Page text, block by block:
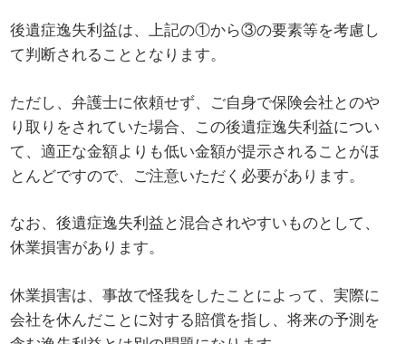
後遺症逸失利益は、上記の①から③の要素等を考慮し
て判断されることとなります。
ただし、弁護士に依頼せず、ご自身で保険会社とのや
り取りをされていた場合、この後遺症逸失利益につい
て、適正な金額よりも低い金額が提示されることがほ
とんどですので、ご注意いただく必要があります。
なお、後遺症逸失利益と混合されやすいものとして、
休業損害があります。
休業損害は、事故で怪我をしたことによって、実際に
会社を休んだことに対する賠償を指し、将来の予測を